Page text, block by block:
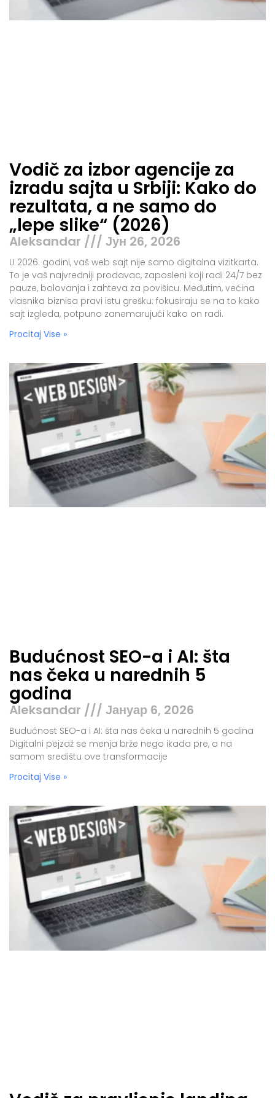
Vodič za izbor agencije za
izradu sajta u Srbiji: Kako do
rezultata, a ne samo do
„lepe slike“ (2026)
Aleksandar Јун 26, 2026
U 2026. godini, vaš web sajt nije samo digitalna vizitkarta.
To je vaš najvredniji prodavac, zaposleni koji radi 24/7 bez
pauze, bolovanja i zahteva za povišicu. Međutim, većina
vlasnika biznisa pravi istu grešku: fokusiraju se na to kako
sajt izgleda, potpuno zanemarujući kako on radi.
Procitaj Vise »
Budućnost SEO-a i AI: šta
nas čeka u narednih 5
godina
Aleksandar Јануар 6, 2026
Budućnost SEO-a i AI: šta nas čeka u narednih 5 godina
Digitalni pejzaž se menja brže nego ikada pre, a na
samom središtu ove transformacije
Procitaj Vise »